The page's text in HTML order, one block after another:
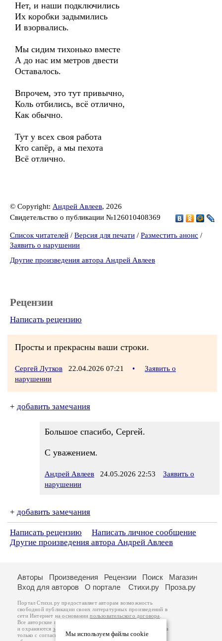
Нет, и наши подключились
Их коробки задымились
И взорвались.
Мы сидим тихонько вместе
А до нас им метров двести
Оставалось.
Впрочем, это тут привычно,
Коль отбились, всё отлично,
Как обычно.
Тут у всех своя работа
Кто сапёр, а мы пехота
Всё отлично.
© Copyright: Андрей Авлеев, 2026
Свидетельство о публикации №126010408369
Список читателей / Версия для печати / Разместить анонс /
Заявить о нарушении
Другие произведения автора Андрей Авлеев
Рецензии
Написать рецензию
Просты и прекрасны ваши строки.
Сергей Лутков 22.04.2026 07:21 •
Заявить о
нарушении
+ добавить замечания
Большое спасибо, Сергей.
С уважением.
Андрей Авлеев 24.05.2026 22:53
Заявить о
нарушении
+ добавить замечания
Написать рецензию
Написать личное сообщение
Другие произведения автора Андрей Авлеев
Мы используем файлы cookie
Авторы Произведения Рецензии Поиск
Магазин
Вход для авторов
О портале Стихи.ру Проза.ру
Портал Стихи.ру предоставляет авторам возможность
свободной публикации своих литературных произведений в
сети Интернет на основаниипользовательского договора
Все авторские права на произведения принадлежат авторам
и охраняются законом
. Перепечатка произведений возможна
только с согласия его автора, к которому вы можете